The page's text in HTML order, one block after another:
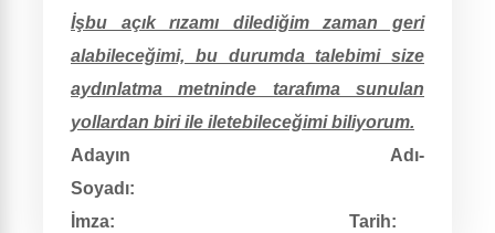
İşbu açık rızamı dilediğim zaman geri
alabileceğimi, bu durumda talebimi size
aydınlatma metninde tarafıma sunulan
yollardan biri ile iletebileceğimi biliyorum.
Adayın Adı-
Soyadı:
İmza: Tarih: